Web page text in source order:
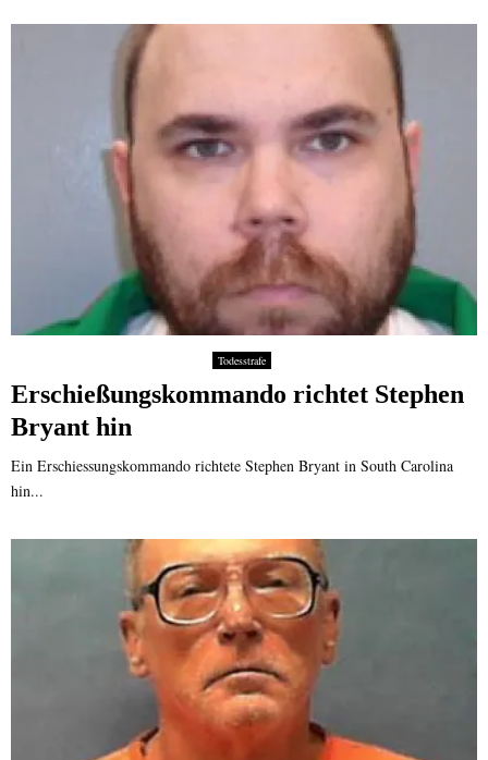
Todesstrafe
Erschießungskommando richtet Stephen
Bryant hin
Ein Erschiessungskommando richtete Stephen Bryant in South Carolina
hin...